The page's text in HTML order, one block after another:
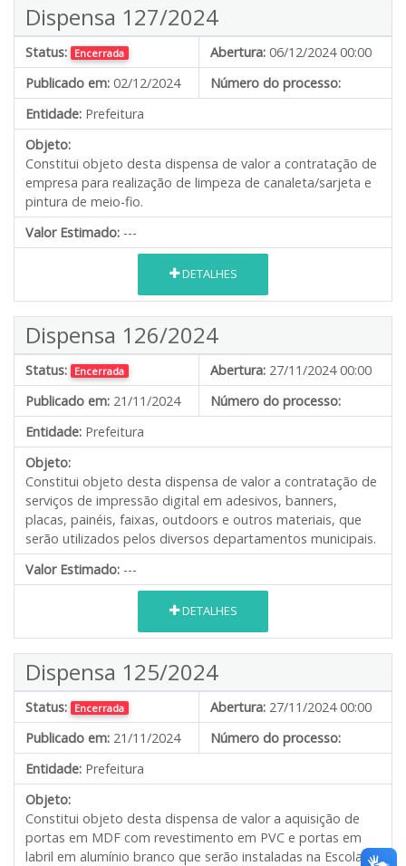
Dispensa 127/2024
Status: Encerrada Abertura: 06/12/2024 00:00
Publicado em: 02/12/2024
Número do processo:
Entidade: Prefeitura
Objeto:
Constitui objeto desta dispensa de valor a contratação de
empresa para realização de limpeza de canaleta/sarjeta e
pintura de meio-fio.
Valor Estimado: ---
DETALHES
Dispensa 126/2024
Status: Encerrada Abertura: 27/11/2024 00:00
Publicado em: 21/11/2024
Número do processo:
Entidade: Prefeitura
Objeto:
Constitui objeto desta dispensa de valor a contratação de
serviços de impressão digital em adesivos, banners,
placas, painéis, faixas, outdoors e outros materiais, que
serão utilizados pelos diversos departamentos municipais.
Valor Estimado: ---
DETALHES
Dispensa 125/2024
Status: Encerrada Abertura: 27/11/2024 00:00
Publicado em: 21/11/2024
Número do processo:
Entidade: Prefeitura
Objeto:
Constitui objeto desta dispensa de valor a aquisição de
portas em MDF com revestimento em PVC e portas em
labril em alumínio branco que serão instaladas na Escola